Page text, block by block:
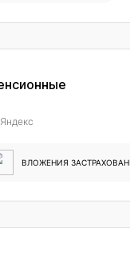
ВЛОЖЕНИЯ